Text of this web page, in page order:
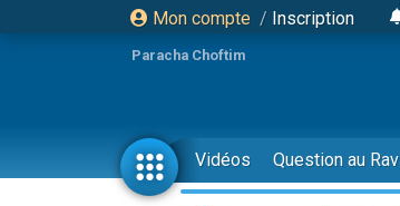
Mon compte / Inscription
Paracha Choftim
Vidéos Question au Rav